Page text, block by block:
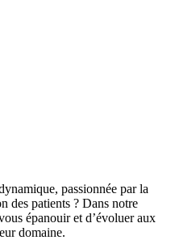
passionnée par la
des patients ? Dans notre
épanouir et d’évoluer aux
domaine.